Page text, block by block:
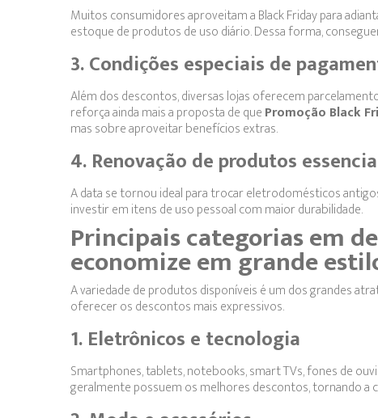
Muitos consumidores aproveitam a Black Friday para
estoque de produtos de uso diário. Dessa forma,
3. Condições especiais de
Além dos descontos, diversas lojas oferecem
reforça ainda mais a proposta de quePromoção Black
mas sobre aproveitar benefícios extras.
4. Renovação de produtos
A data se tornou ideal para trocar eletrodomésticos
investir em itens de uso pessoal com maior durabilidade.
Principais categorias em
economize em grande
A variedade de produtos disponíveis é um dos grandes
oferecer os descontos mais expressivos.
1. Eletrônicos e tecnologia
Smartphones, tablets, notebooks, smart TVs, fones de
geralmente possuem os melhores descontos, tornando a